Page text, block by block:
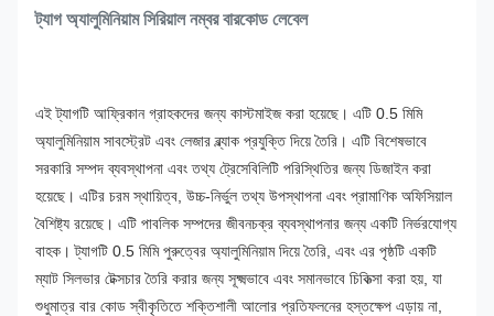
ট্যাগ অ্যালুমিনিয়াম সিরিয়াল নম্বর বারকোড লেবেল
এই ট্যাগটি আফ্রিকান গ্রাহকদের জন্য কাস্টমাইজ করা হয়েছে। এটি 0.5 মিমি
অ্যালুমিনিয়াম সাবস্ট্রেট এবং লেজার ব্ল্যাক প্রযুক্তি দিয়ে তৈরি। এটি বিশেষভাবে
সরকারি সম্পদ ব্যবস্থাপনা এবং তথ্য ট্রেসেবিলিটি পরিস্থিতির জন্য ডিজাইন করা
হয়েছে। এটির চরম স্থায়িত্ব, উচ্চ-নির্ভুল তথ্য উপস্থাপনা এবং প্রামাণিক অফিসিয়াল
বৈশিষ্ট্য রয়েছে। এটি পাবলিক সম্পদের জীবনচক্র ব্যবস্থাপনার জন্য একটি নির্ভরযোগ্য
বাহক। ট্যাগটি 0.5 মিমি পুরুত্বের অ্যালুমিনিয়াম দিয়ে তৈরি, এবং এর পৃষ্ঠটি একটি
ম্যাট সিলভার টেক্সচার তৈরি করার জন্য সূক্ষ্মভাবে এবং সমানভাবে চিকিত্সা করা হয়, যা
শুধুমাত্র বার কোড স্বীকৃতিতে শক্তিশালী আলোর প্রতিফলনের হস্তক্ষেপ এড়ায় না,